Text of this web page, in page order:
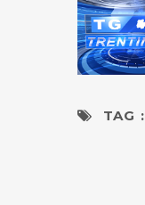
TAG :